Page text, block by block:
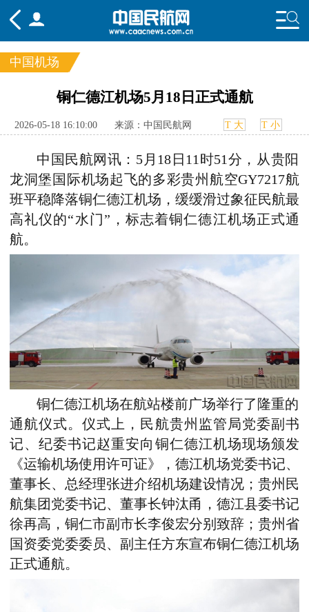
国内 国际
行业
中国机场
铜仁德江机场5月18日正式通航
2026-05-18 16:10:00 来源：中国民航网 T 大 T 小
中国民航网讯：5月18日11 时51分，从贵阳
龙洞堡国际机场起飞的多彩贵州航空GY7217航
班平稳降落铜仁德江机场，缓缓滑过象征民航最
高礼仪的“水门”，标志着铜仁德江机场正式通
航。
铜仁德江机场在航站楼前广场举行了隆重的
通航仪式。仪式上，民航贵州监管局党委副书
记、纪委书记赵重安向铜仁德江机场现场颁发
《运输机场使用许可证》，德江机场党委书记、
董事长、总经理张进介绍机场建设情况；贵州民
航集团党委书记、董事长钟汰甬，德江县委书记
徐再高，铜仁市副市长李俊宏分别致辞；贵州省
国资委党委委员、副主任方东宣布铜仁德江机场
正式通航。